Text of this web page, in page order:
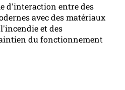
d'interaction entre des
avec des matériaux
et des
du fonctionnement